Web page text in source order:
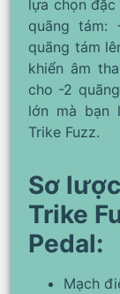
lựa chọn
quãng
quãng tám
khiển âm
cho -2
lớn mà bạn
Trike Fuzz.
Sơ
Trike
Pedal:
Mạch